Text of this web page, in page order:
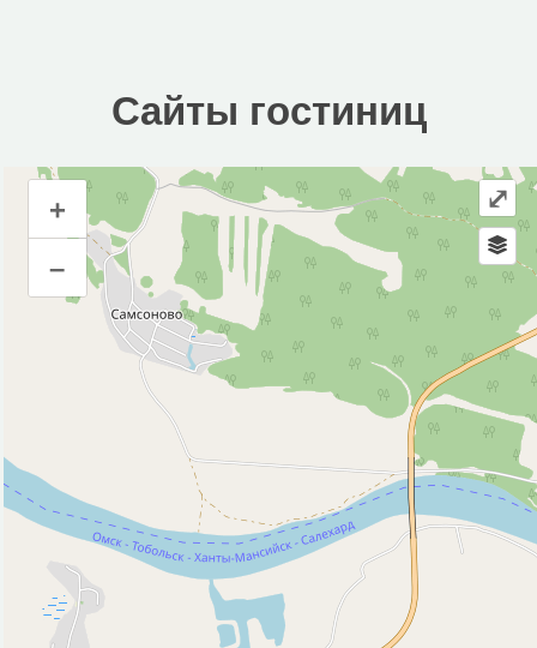
Сайты гостиниц
Сайты гостиниц
Инфраструктура
Автозаправочная станция (3)
Автомойка (1)
Автопарковка (7)
Аптека (11)
Банк (2)
Банкомат (3)
Водонапорная башня (1)
Гостиница (1)
Кафе (4)
Магазин (48)
Парк, сквер (5)
Полицейский участок (1)
+
–
⤢